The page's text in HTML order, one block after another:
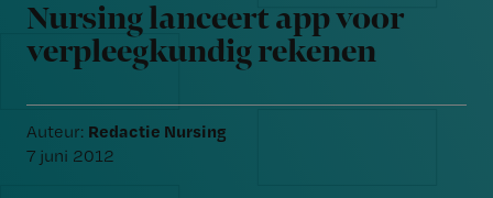
Nursing lanceert app voor
verpleegkundig rekenen
Auteur: Redactie Nursing
7 juni 2012